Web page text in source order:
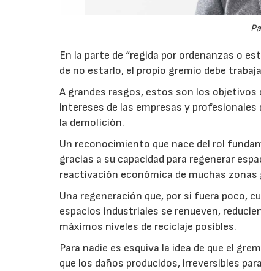
En la parte de “regida por ordenanzas o
de no estarlo, el propio gremio debe
A grandes rasgos, estos son los objetivos
intereses de las empresas y
la demolición.
Un reconocimiento que nace del rol
gracias a su capacidad para regenerar
reactivación económica de muchas zonas
Una regeneración que, por si fuera poco,
espacios industriales se renueven,
máximos niveles de reciclaje posibles.
Para nadie es esquiva la idea de que el
que los daños producidos, irreversibles